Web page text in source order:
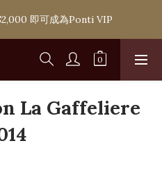
費送貨服務，或選擇於6間分店
自取 即可成為Ponti VIP
費送貨服務，或選擇於6間分店
La Gaffeliere